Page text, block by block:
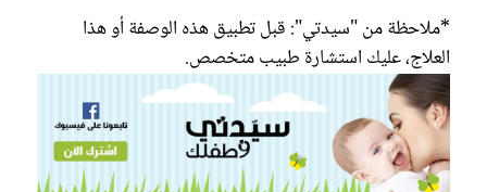
*ملاحظة من "سيدتي": قبل تطبيق هذه الوصفة أو هذا
العلاج، عليك استشارة طبيب متخصص.